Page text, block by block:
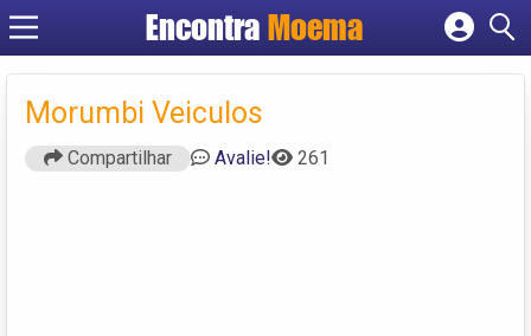
Encontra Moema
Criar conta
Morumbi Veiculos
Compartilhar Avalie! 261